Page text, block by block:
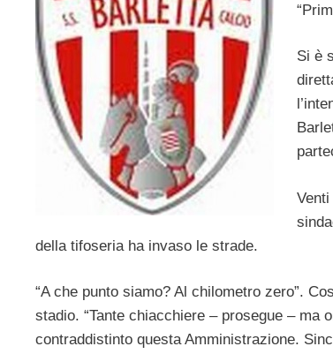
Si è
della tifoseria ha invaso le strade.
“A che punto siamo? Al chilometro zero”.
stadio. “Tante chiacchiere – prosegue – ma
contraddistinto questa Amministrazione.